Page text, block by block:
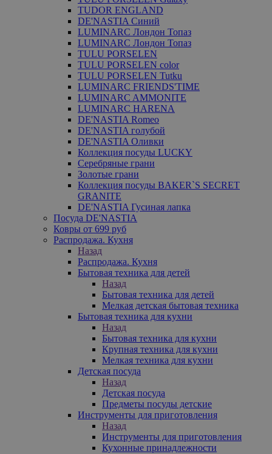
TUDOR ENGLAND
DE'NASTIA Синий
LUMINARC Лондон Топаз
LUMINARC Лондон Топаз
TULU PORSELEN
TULU PORSELEN color
TULU PORSELEN Tutku
LUMINARC FRIENDS'TIME
LUMINARC AMMONITE
LUMINARC HARENA
DE'NASTIA Romeo
DE'NASTIA голубой
DE'NASTIA Оливки
Коллекция посуды LUCKY
Серебряные грани
Золотые грани
Коллекция посуды BAKER`S SECRET
GRANITE
DE'NASTIA Гусиная лапка
Посуда DE'NASTIA
Ковры от 699 руб
Распродажа. Кухня
Назад
Распродажа. Кухня
Бытовая техника для детей
Назад
Бытовая техника для детей
Мелкая детская бытовая техника
Бытовая техника для кухни
Назад
Бытовая техника для кухни
Крупная техника для кухни
Мелкая техника для кухни
Детская посуда
Назад
Детская посуда
Предметы посуды детские
Инструменты для приготовления
Назад
Инструменты для приготовления
Кухонные принадлежности